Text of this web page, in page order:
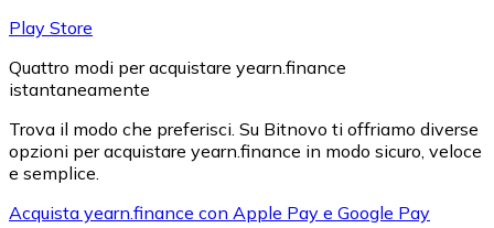
Play Store
Quattro modi per acquistare yearn.finance
istantaneamente
Trova il modo che preferisci. Su Bitnovo ti offriamo diverse
opzioni per acquistare yearn.finance in modo sicuro, veloce
e semplice.
Acquista yearn.finance con Apple Pay e Google Pay